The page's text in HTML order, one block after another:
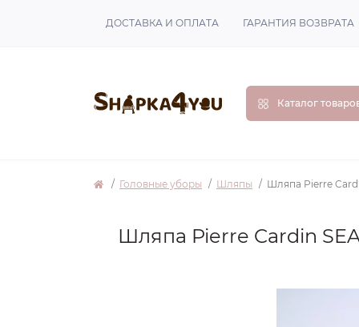
ДОСТАВКА И ОПЛАТА ГАРАНТИЯ ВОЗВРАТА
Каталог
Головные уборы Шляпы Шляпа Pierre
Шляпа Pierre Cardin